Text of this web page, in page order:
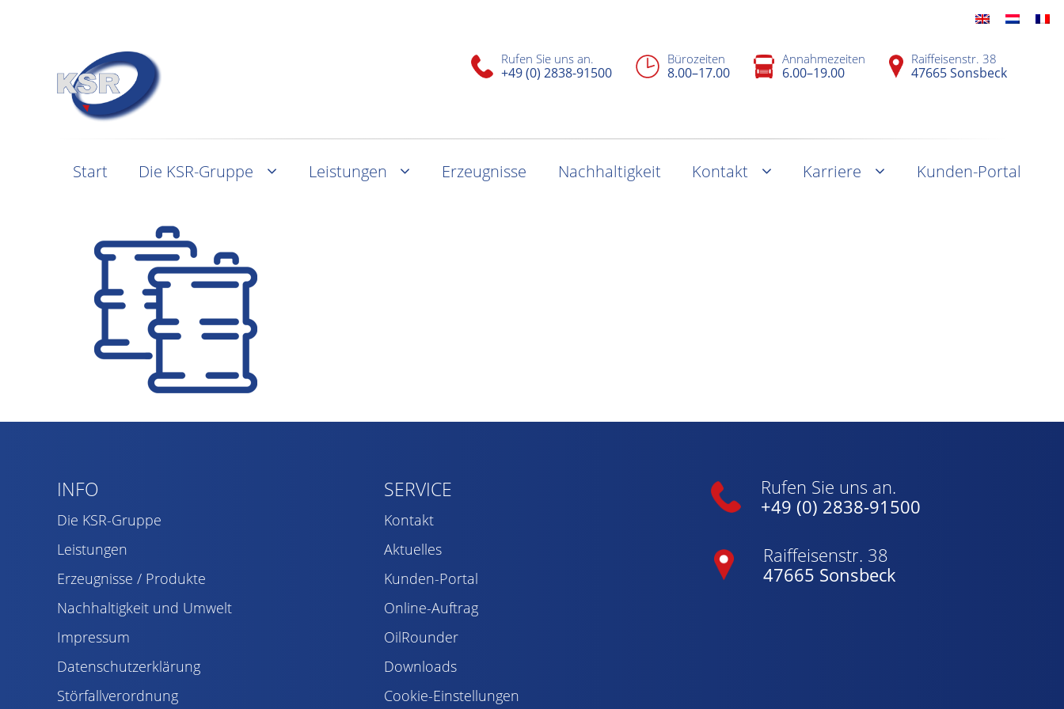
Rufen Sie uns an.
+49 (0) 2838-91500
Bürozeiten
8.00–17.00
Annahmezeiten
6.00–19.00
Raiffeisenstr. 38
47665 Sonsbeck
Start Die KSR-Gruppe Leistungen Erzeugnisse Nachhaltigkeit Kontakt Karriere Kunden-Portal
INFO
Die KSR-Gruppe
Leistungen
Erzeugnisse / Produkte
Nachhaltigkeit und Umwelt
Impressum
Datenschutzerklärung
Störfallverordnung
SERVICE
Kontakt
Aktuelles
Kunden-Portal
Online-Auftrag
OilRounder
Downloads
Cookie-Einstellungen
Rufen Sie uns an.
+49 (0) 2838-91500
Raiffeisenstr. 38
47665 Sonsbeck